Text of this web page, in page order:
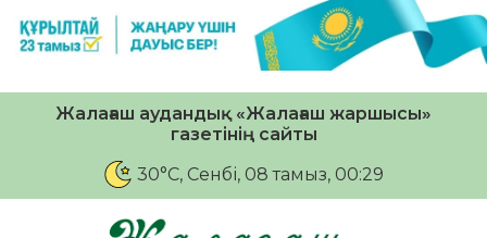
Жалағаш аудандық «Жалағаш жаршысы»
газетінің сайты
30°C, Сенбі, 08 тамыз, 00:29